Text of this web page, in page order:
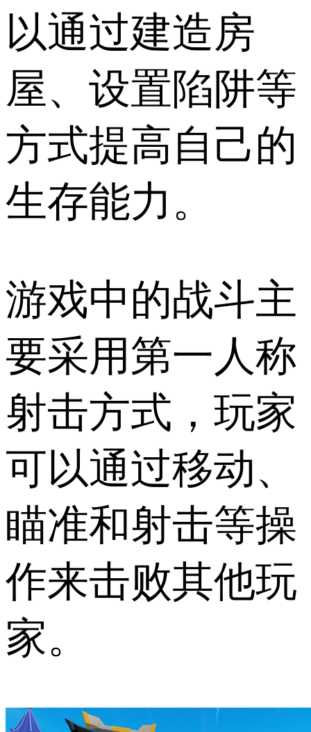
以通过建造房
屋、设置陷阱等
方式提高自己的
生存能力。
游戏中的战斗主
要采用第一人称
射击方式，玩家
可以通过移动、
瞄准和射击等操
作来击败其他玩
家。